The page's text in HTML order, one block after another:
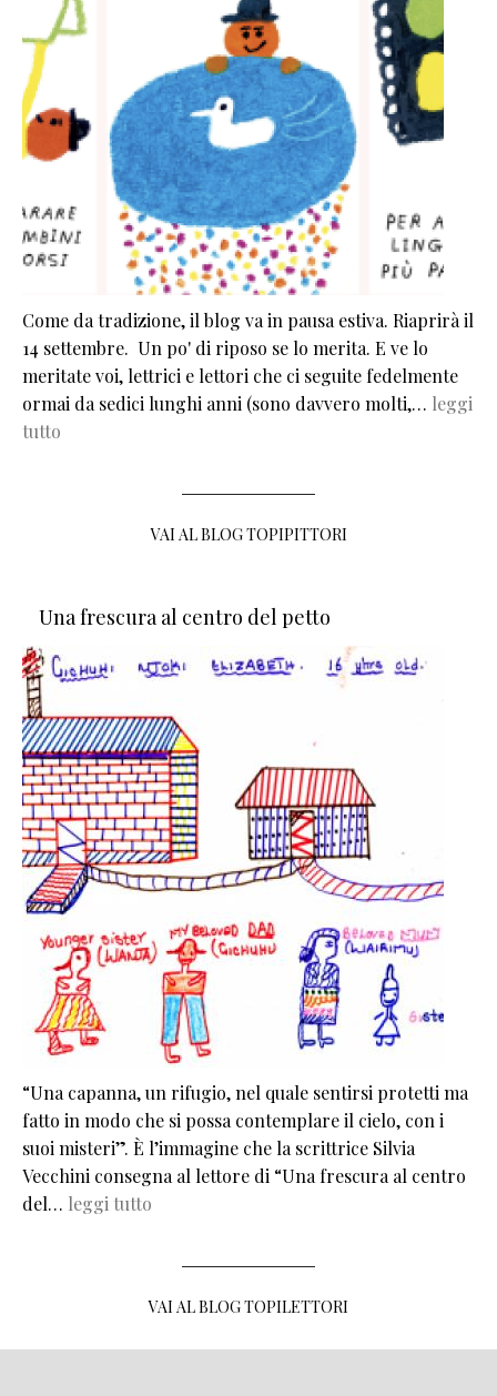
Come da tradizione, il blog va in pausa estiva. Riaprirà il
14 settembre. Un po' di riposo se lo merita. E ve lo
meritate voi, lettrici e lettori che ci seguite fedelmente
ormai da sedici lunghi anni (sono davvero molti,… leggi
tutto
VAI AL BLOG TOPIPITTORI
Una frescura al centro del petto
“Una capanna, un rifugio, nel quale sentirsi protetti ma
fatto in modo che si possa contemplare il cielo, con i
suoi misteri”. È l’immagine che la scrittrice Silvia
Vecchini consegna al lettore di “Una frescura al centro
del… leggi tutto
VAI AL BLOG TOPILETTORI